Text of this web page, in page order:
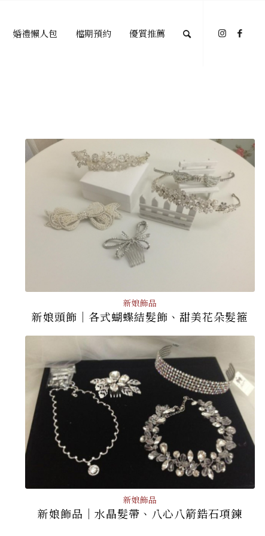
婚禮懶人包 檔期預約 優質推薦
新娘飾品
新娘頭飾│各式蝴蝶結髮飾、甜美花朵髮箍
新娘飾品
新娘飾品│水晶髮帶、八心八箭鋯石項鍊